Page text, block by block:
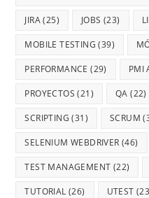
JIRA(25) JOBS (23)
MOBILE TESTING (39)
PERFORMANCE (29) PMI
PROYECTOS (21) QA (22)
SCRIPTING (31) SCRUM
SELENIUM WEBDRIVER (46)
TEST MANAGEMENT (22)
TUTORIAL (26) UTEST